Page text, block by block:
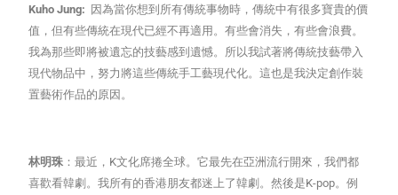
Kuho Jung: 因為當你想到所有傳統事物時，傳統中有很多寶貴的價
值，但有些傳統在現代已經不再適用。有些會消失，有些會浪費。
我為那些即將被遺忘的技藝感到遺憾。所以我試著將傳統技藝帶入
現代物品中，努力將這些傳統手工藝現代化。這也是我決定創作裝
置藝術作品的原因。
林明珠 ：最近，K文化席捲全球。它最先在亞洲流行開來，我們都
喜歡看韓劇。我所有的香港朋友都迷上了韓劇。然後是K-pop。例